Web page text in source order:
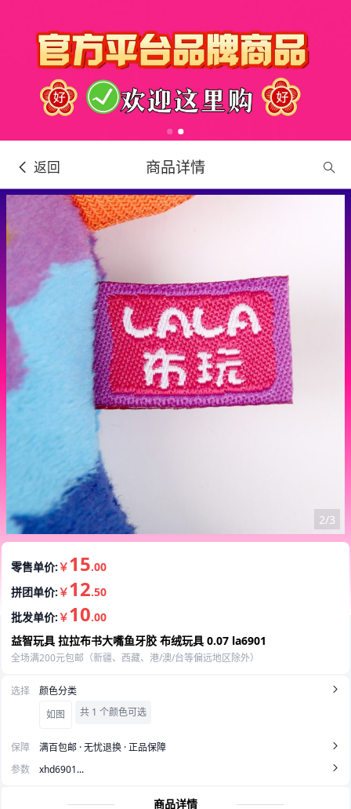
返回 商品详情
3/3
零售单价:￥15.00
拼团单价:￥12.50
批发单价:￥10.00
益智玩具 拉拉布书大嘴鱼牙胶 布绒玩具 0.07 la6901
全场满200元包邮（新疆、西藏、港/澳/台等偏远地区除外）
选择
颜色分类
如图
共 1 个颜色可选
保障
满百包邮 · 无忧退换 · 正品保障
参数
xhd6901...
商品详情